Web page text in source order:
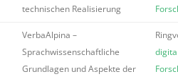
technischen Realisierung
VerbaAlpina –
Sprachwissenschaftliche
Grundlagen und Aspekte der